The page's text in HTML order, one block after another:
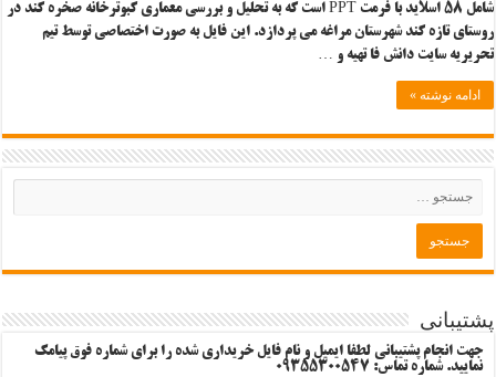
شامل ۵۸ اسلاید با فرمت PPT است که به تحلیل و بررسی معماری کبوترخانه صخره کند در
روستای تازه کند شهرستان مراغه می پردازد. این فایل به صورت اختصاصی توسط تیم
تحریریه سایت دانش فا تهیه و …
ادامه نوشته »
پشتیبانی
جهت انجام پشتیبانی لطفا ایمیل و نام فایل خریداری شده را برای شماره فوق پیامک
نمایید. شماره تماس: 09355300547